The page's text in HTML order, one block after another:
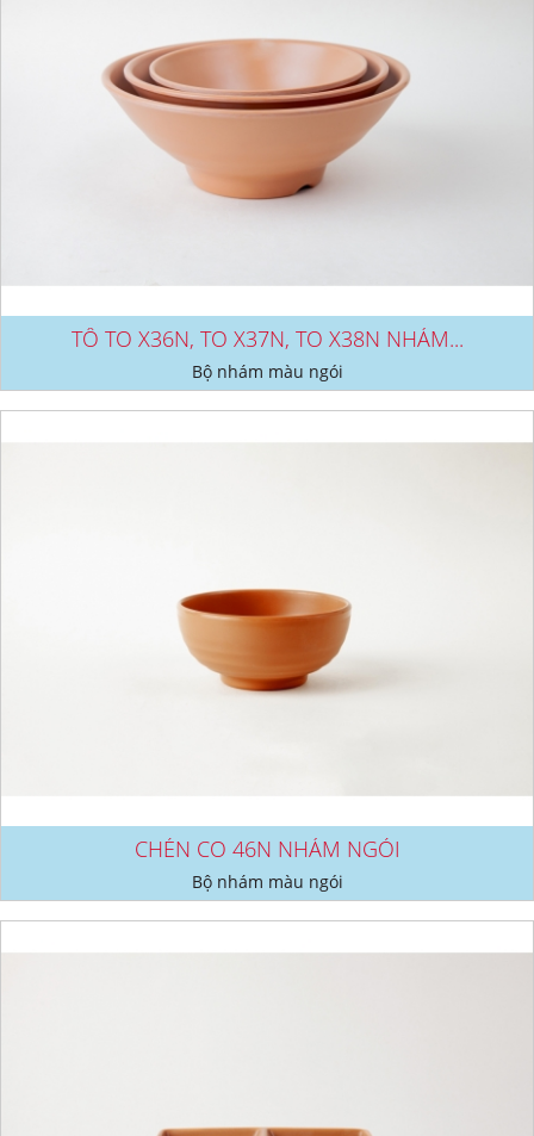
TÔ TO X36N, TO X37N, TO X38N NHÁM...
Bộ nhám màu ngói
CHÉN CO 46N NHÁM NGÓI
Bộ nhám màu ngói